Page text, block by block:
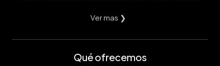
Ver mas ❯
Qué ofrecemos